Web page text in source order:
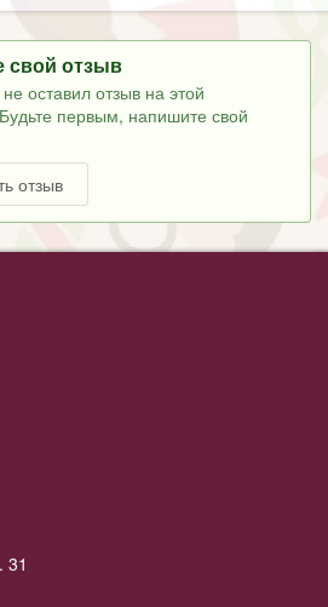
свой отзыв
оставил отзыв на этой
первым, напишите свой
отзыв
31